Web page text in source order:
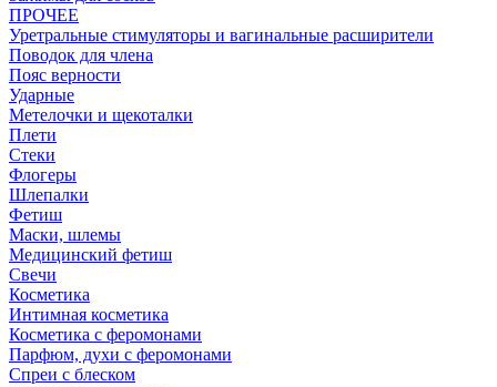
ПРОЧЕЕ
Уретральные стимуляторы и вагинальные расширители
Поводок для члена
Пояс верности
Ударные
Метелочки и щекоталки
Плети
Стеки
Флогеры
Шлепалки
Фетиш
Маски, шлемы
Медицинский фетиш
Свечи
Косметика
Интимная косметика
Косметика с феромонами
Парфюм, духи с феромонами
Спреи с блеском